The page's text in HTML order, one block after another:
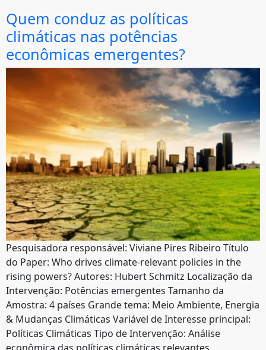
Quem conduz as políticas
climáticas nas potências
econômicas emergentes?
Pesquisadora responsável: Viviane Pires Ribeiro Título
do Paper: Who drives climate-relevant policies in the
rising powers? Autores: Hubert Schmitz Localização da
Intervenção: Potências emergentes Tamanho da
Amostra: 4 países Grande tema: Meio Ambiente, Energia
& Mudanças Climáticas Variável de Interesse principal:
Políticas Climáticas Tipo de Intervenção: Análise